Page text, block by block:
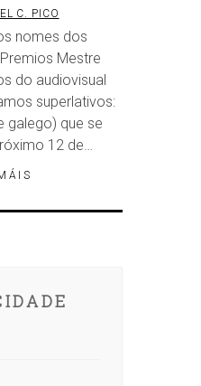
C. PICO
nomes dos
Mestre
do audiovisual
superlativos:
galego) que se
12 de…